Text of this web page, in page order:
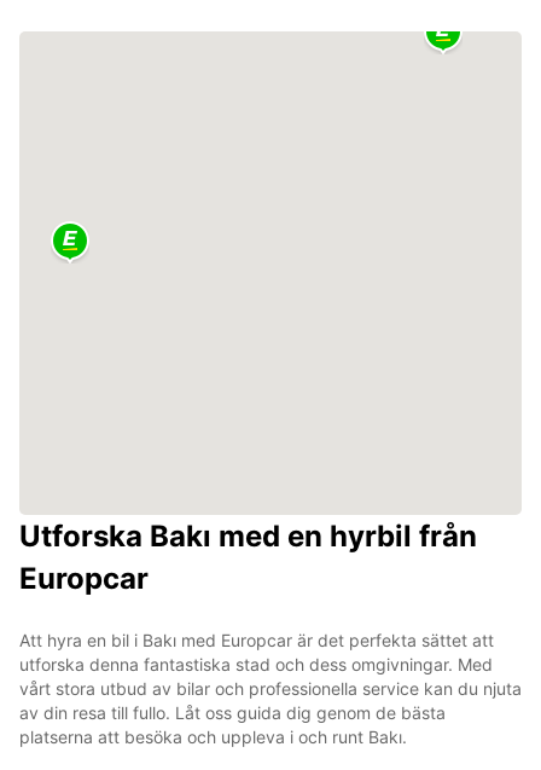
Utforska Bakı med en hyrbil från
Europcar
Att hyra en bil i Bakı med Europcar är det perfekta sättet att
utforska denna fantastiska stad och dess omgivningar. Med
vårt stora utbud av bilar och professionella service kan du njuta
av din resa till fullo. Låt oss guida dig genom de bästa
platserna att besöka och uppleva i och runt Bakı.